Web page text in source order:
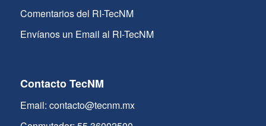
Comentarios del RI-TecNM
Envíanos un Email al RI-TecNM
Contacto TecNM
Email: contacto@tecnm.mx